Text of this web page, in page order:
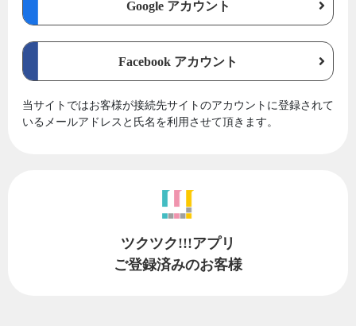
Google アカウント
Facebook アカウント
当サイトではお客様が接続先サイトのアカウントに登録されて
いるメールアドレスと氏名を利用させて頂きます。
ツクツク!!!アプリ
ご登録済みのお客様